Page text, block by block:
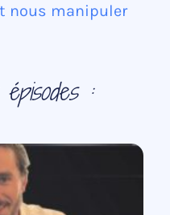
nous manipuler
: